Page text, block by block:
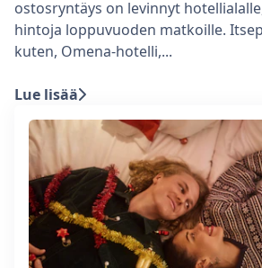
ostosryntäys on levinnyt
hintoja loppuvuoden matkoille.
kuten, Omena-hotelli,...
Lue lisää